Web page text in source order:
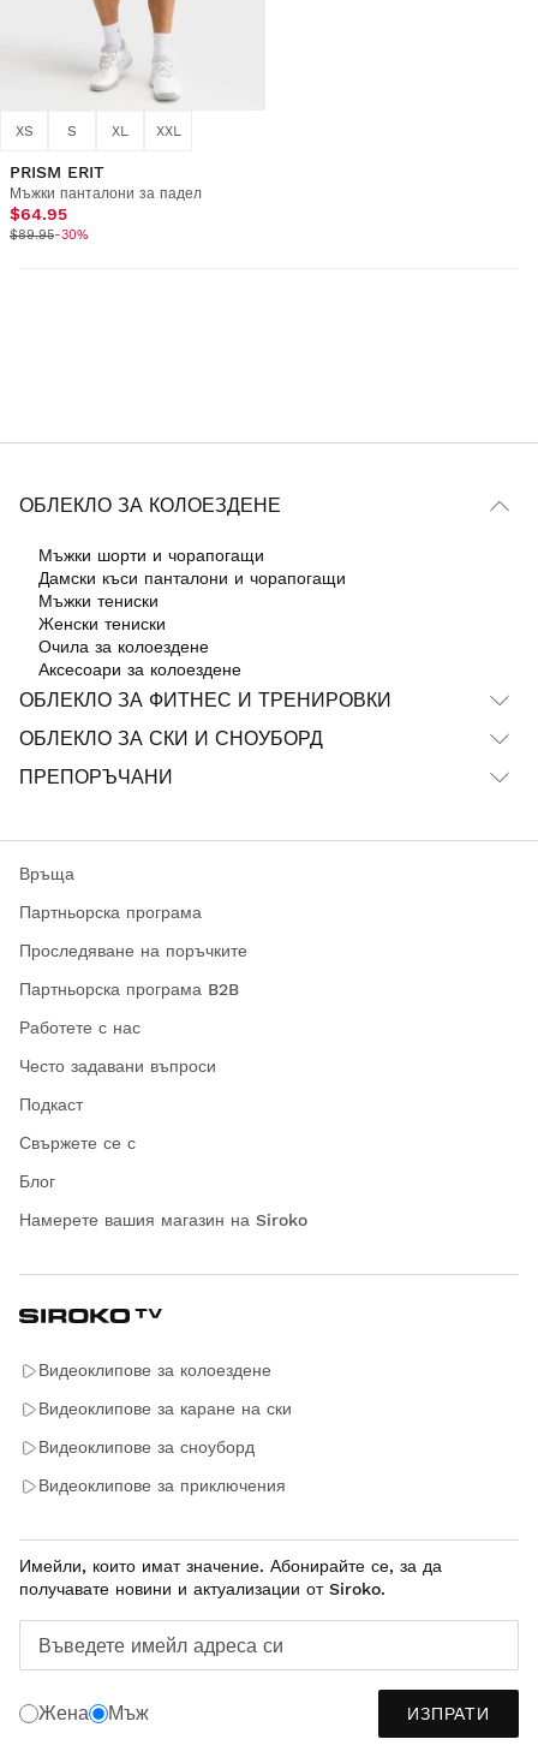
XS S XL XXL
PRISM ERIT
Мъжки панталони за падел
$64.95
$89.95-30%
ОБЛЕКЛО ЗА КОЛОЕЗДЕНЕ
Мъжки шорти и чорапогащи
Дамски къси панталони и чорапогащи
Мъжки тениски
Женски тениски
Очила за колоездене
Аксесоари за колоездене
ОБЛЕКЛО ЗА ФИТНЕС И ТРЕНИРОВКИ
ОБЛЕКЛО ЗА СКИ И СНОУБОРД
ПРЕПОРЪЧАНИ
Връща
Партньорска програма
Проследяване на поръчките
Партньорска програма B2B
Работете с нас
Често задавани въпроси
Подкаст
Свържете се с
Блог
Намерете вашия магазин на Siroko
Видеоклипове за колоездене
Видеоклипове за каране на ски
Видеоклипове за сноуборд
Видеоклипове за приключения
Имейли, които имат значение. Абонирайте се, за да
получавате новини и актуализации от Siroko.
Въведете имейл адреса си
Жена Мъж ИЗПРАТИ